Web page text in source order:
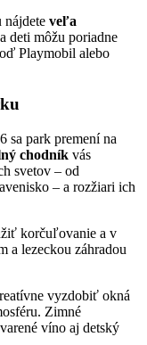
nájdete veľa
deti môžu poriadne
Playmobil alebo
sa park premení na
chodník vás
svetov – od
– a rozžiari ich
korčuľovanie a v
a lezeckou záhradou
vyzdobiť okná
Zimné
víno aj detský